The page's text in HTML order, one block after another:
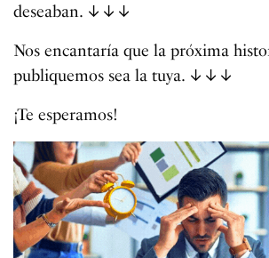
deseaban. ↓↓↓
Nos encantaría que la próxima
publiquemos sea la tuya. ↓↓↓
¡Te esperamos!